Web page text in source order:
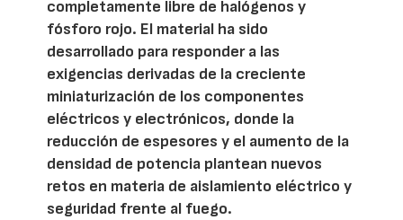
completamente libre de halógenos y
fósforo rojo. El material ha sido
desarrollado para responder a las
exigencias derivadas de la creciente
miniaturización de los componentes
eléctricos y electrónicos, donde la
reducción de espesores y el aumento de la
densidad de potencia plantean nuevos
retos en materia de aislamiento eléctrico y
seguridad frente al fuego.